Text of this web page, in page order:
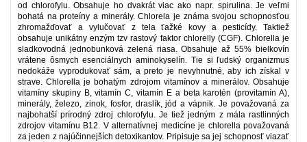
od chlorofylu. Obsahuje ho dvakrát viac ako napr. spirulina. Je veľmi
bohatá na proteíny a minerály. Chlorela je známa svojou schopnosťou
zhromažďovať a vylučovať z tela ťažké kovy a pesticídy. Taktiež
obsahuje unikátny enzým tzv rastový faktor chlorelly (CGF). Chlorella je
sladkovodná jednobunková zelená riasa. Obsahuje až 55% bielkovín
vrátene ôsmych esenciálnych aminokyselín. Tie si ľudský organizmus
nedokáže vyprodukovať sám, a preto je nevyhnutné, aby ich získal v
strave. Chlorella je bohatým zdrojom vitamínov a minerálov. Obsahuje
vitamíny skupiny B, vitamín C, vitamín E a beta karotén (provitamín A),
minerály, železo, zinok, fosfor, draslík, jód a vápnik. Je považovaná za
najbohatší prírodný zdroj chlorofylu. Je tiež jedným z mála rastlinných
zdrojov vitamínu B12. V alternatívnej medicíne je chlorella považovaná
za jeden z najúčinnejších detoxikantov. Pripisuje sa jej schopnosť viazať